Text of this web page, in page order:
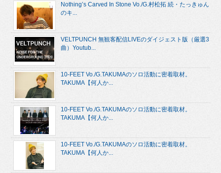
Nothing’s Carved In Stone Vo./G.村松拓 続・たっきゅん
のキ...
VELTPUNCH 無観客配信LIVEのダイジェスト版（厳選3
曲）Youtub...
10-FEET Vo./G.TAKUMAのソロ活動に密着取材。
TAKUMA【何人か...
10-FEET Vo./G.TAKUMAのソロ活動に密着取材。
TAKUMA【何人か...
10-FEET Vo./G.TAKUMAのソロ活動に密着取材。
TAKUMA【何人か...